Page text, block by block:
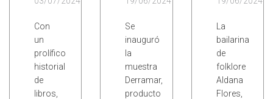
Con
un
prolífico
historial
de
libros,
Se
inauguró
la
muestra
Derramar,
producto
La
bailarina
de
folklore
Aldana
Flores,